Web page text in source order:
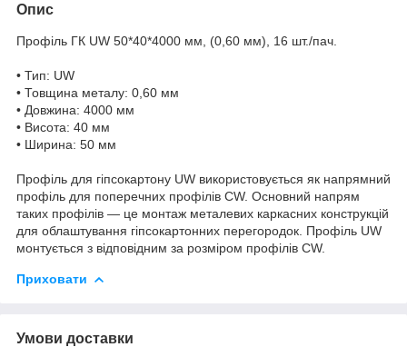
Опис
Профіль ГК UW 50*40*4000 мм, (0,60 мм), 16 шт./пач.
• Тип: UW
• Товщина металу: 0,60 мм
• Довжина: 4000 мм
• Висота: 40 мм
• Ширина: 50 мм
Профіль для гіпсокартону UW використовується як напрямний
профіль для поперечних профілів CW. Основний напрям
таких профілів — це монтаж металевих каркасних конструкцій
для облаштування гіпсокартонних перегородок. Профіль UW
монтується з відповідним за розміром профілів CW.
Приховати
Умови доставки